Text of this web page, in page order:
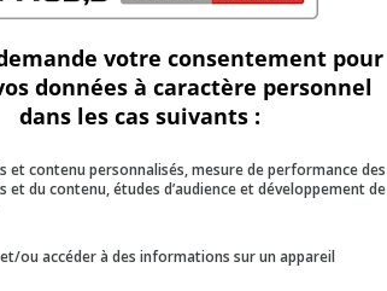
votre consentement pour
données à caractère personnel
dans les cas suivants :
et contenu personnalisés, mesure de performance des
et du contenu, études d’audience et développement de
ou accéder à des informations sur un appareil